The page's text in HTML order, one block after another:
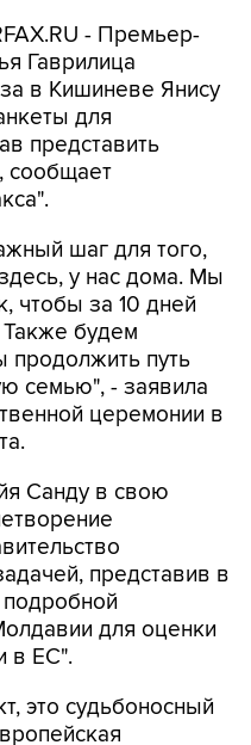
- Премьер-
Гаврилица
в Кишиневе Янису
для
представить
сообщает
шаг для того,
у нас дома. Мы
чтобы за 10 дней
Также будем
продолжить путь
семью", - заявила
церемонии в
Санду в свою
представив в
для оценки
в ЕС".
это судьбоносный